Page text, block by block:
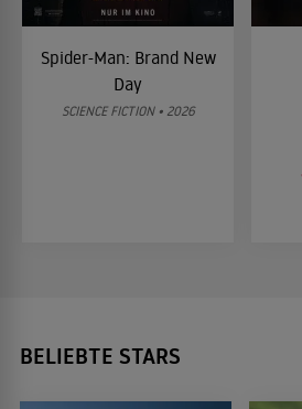
Spider-Man: Brand New
Day
SCIENCE FICTION • 2026
BELIEBTE STARS